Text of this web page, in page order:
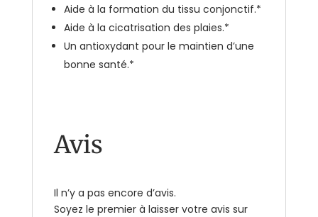
Aide à la formation du tissu conjonctif.*
Aide à la cicatrisation des plaies.*
Un antioxydant pour le maintien d’une
bonne santé.*
Avis
Il n’y a pas encore d’avis.
Soyez le premier à laisser votre avis sur